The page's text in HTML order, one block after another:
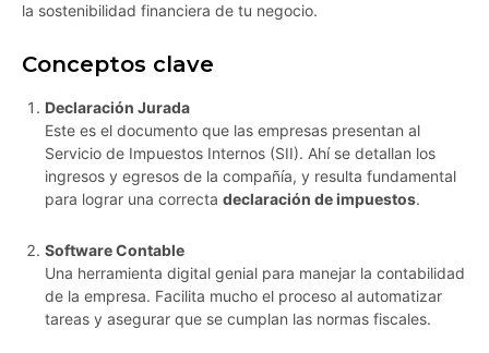
la sostenibilidad financiera de tu negocio.
Conceptos clave
Declaración Jurada
Este es el documento que las empresas presentan al
Servicio de Impuestos Internos (SII). Ahí se detallan los
ingresos y egresos de la compañía, y resulta fundamental
para lograr una correcta declaración de impuestos.
Software Contable
Una herramienta digital genial para manejar la contabilidad
de la empresa. Facilita mucho el proceso al automatizar
tareas y asegurar que se cumplan las normas fiscales.